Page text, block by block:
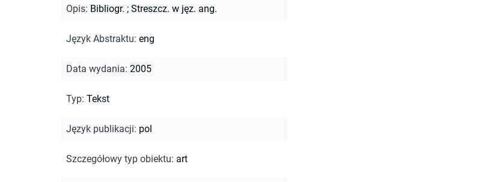
Opis: Bibliogr. ; Streszcz. w jęz. ang.
Język Abstraktu: eng
Data wydania: 2005
Typ: Tekst
Język publikacji: pol
Szczegółowy typ obiektu: art